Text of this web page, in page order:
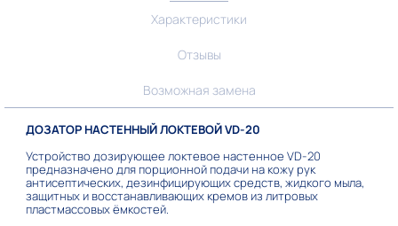
Характеристики
Отзывы
Возможная замена
ДОЗАТОР НАСТЕННЫЙ ЛОКТЕВОЙ VD-20
Устройство дозирующее локтевое настенное VD-20
предназначено для порционной подачи на кожу рук
антисептических, дезинфицирующих средств, жидкого мыла,
защитных и восстанавливающих кремов из литровых
пластмассовых ёмкостей.